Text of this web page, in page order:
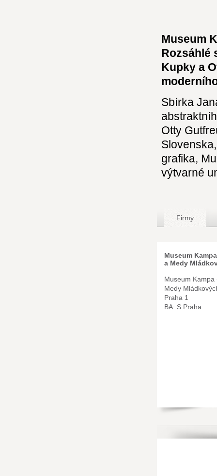
Museum
Rozsáhlé
Kupky a
Sbírka
Otty
grafika,
výtvarné
Firmy
Museum
a Medy
Museum
Medy
Praha 1
BA: S Praha